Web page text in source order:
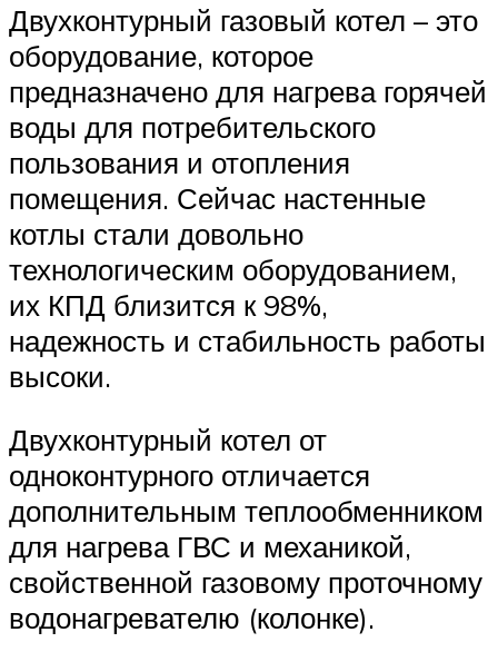
Двухконтурный газовый котел – это
оборудование, которое
предназначено для нагрева горячей
воды для потребительского
пользования и отопления
помещения. Сейчас настенные
котлы стали довольно
технологическим оборудованием,
их КПД близится к 98%,
надежность и стабильность работы
высоки.
Двухконтурный котел от
одноконтурного отличается
дополнительным теплообменником
для нагрева ГВС и механикой,
свойственной газовому проточному
водонагревателю (колонке).